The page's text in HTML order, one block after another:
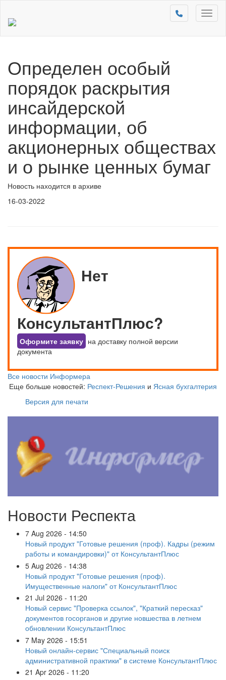
Определен особый
порядок раскрытия
инсайдерской
информации, об
акционерных обществах
и о рынке ценных бумаг
Новость находится в архиве
16-03-2022
Нет
КонсультантПлюс?
Оформите заявку на доставку полной версии
документа
Все новости Информера
Еще больше новостей: Респект-Решения и Ясная бухгалтерия
Версия для печати
Новости Респекта
7 Aug 2026 - 14:50
Новый продукт "Готовые решения (проф). Кадры (режим
работы и командировки)" от КонсультантПлюс
5 Aug 2026 - 14:38
Новый продукт "Готовые решения (проф).
Имущественные налоги" от КонсультантПлюс
21 Jul 2026 - 11:20
Новый сервис "Проверка ссылок", "Краткий пересказ"
документов госорганов и другие новшества в летнем
обновлении КонсультантПлюс
7 May 2026 - 15:51
Новый онлайн-сервис "Специальный поиск
административной практики" в системе КонсультантПлюс
21 Apr 2026 - 11:20